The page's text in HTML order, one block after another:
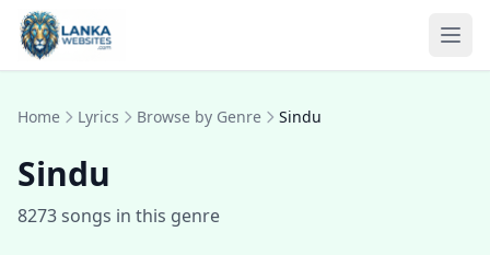
Skip to content
Home Lyrics Browse by Genre Sindu
Sindu
8273 songs in this genre